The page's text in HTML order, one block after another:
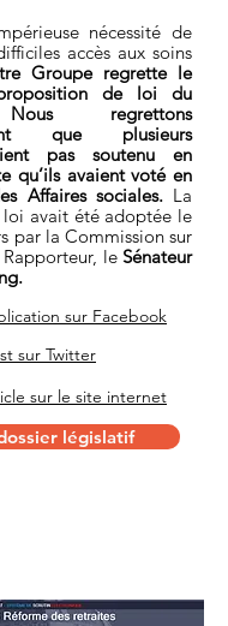
nécessité de
accès aux soins
Groupe regrette le
de loi du
regrettons
que plusieurs
pas soutenu en
qu’ils avaient voté en
Affaires sociales.La
avait été adoptée le
par la Commission sur
le Sénateur
sur Facebook
sur Twitter
sur le site internet
législatif